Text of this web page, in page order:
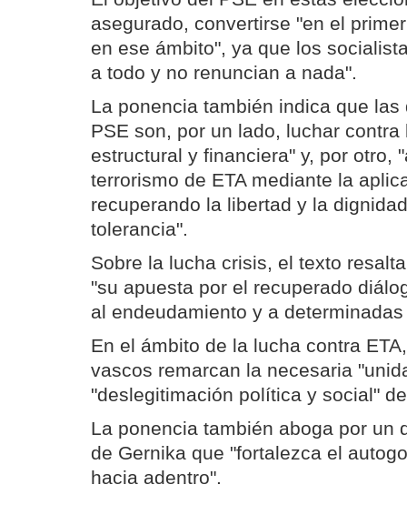
asegurado, convertirse "en el
en ese ámbito", ya que los
a todo y no renuncian a nada".
La ponencia también indica que
PSE son, por un lado, luchar
estructural y financiera" y, por otro,
terrorismo de ETA mediante la
recuperando la libertad y la
tolerancia".
Sobre la lucha crisis, el texto
"su apuesta por el recuperado
al endeudamiento y a
En el ámbito de la lucha contra
vascos remarcan la necesaria
"deslegitimación política y social"
La ponencia también aboga por un
de Gernika que "fortalezca el
hacia adentro".